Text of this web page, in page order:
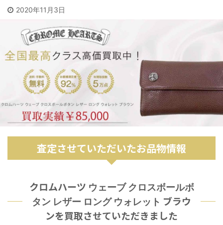
2020年11月3日
査定させていただいたお品物情報
クロムハーツ ウェーブ クロスボールボ
タン レザー ロング ウォレット ブラウ
ンを買取させていただきました